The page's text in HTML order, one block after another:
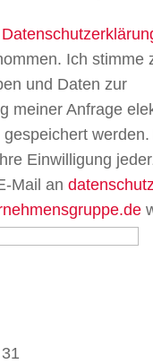
Ich stimme
und Daten zur
meiner Anfrage
Einwilligung
Mail an